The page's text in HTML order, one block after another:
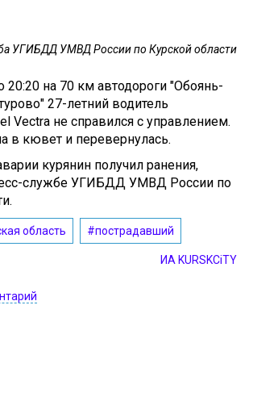
УГИБДД УМВД России по Курской области
20:20 на 70 км автодороги "Обоянь-
27-летний водитель
Vectra не справился с управлением.
в кювет и перевернулась.
курянин получил ранения,
службе УГИБДД УМВД России по
область #пострадавший
ИА KURSKCiTY